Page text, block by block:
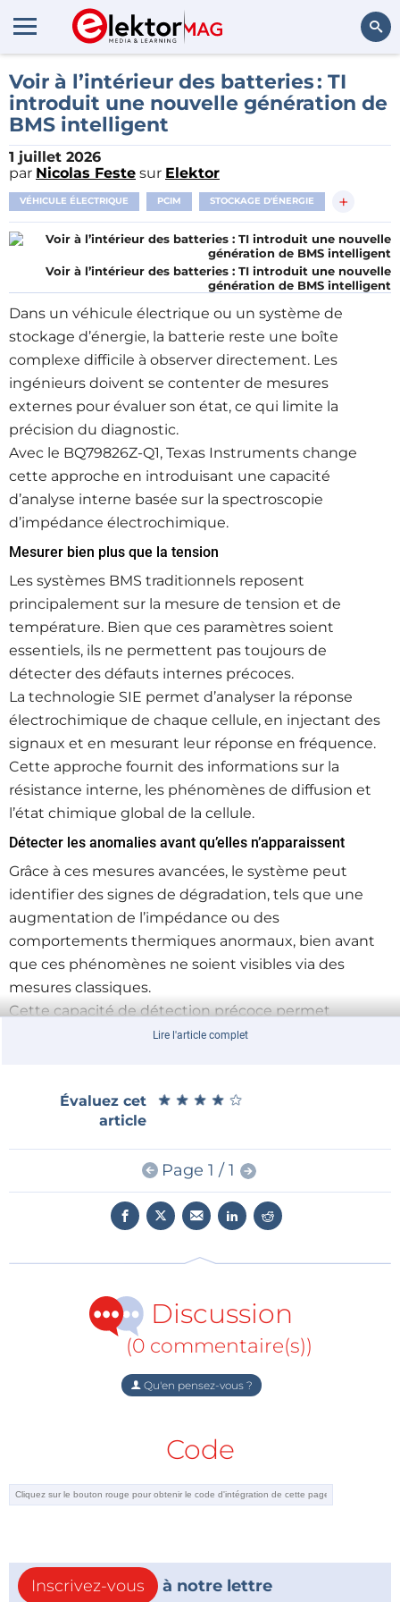
Rechercher
Voir à l’intérieur des batteries : TI
introduit une nouvelle génération de
BMS intelligent
1 juillet 2026
par Nicolas Feste sur Elektor
VÉHICULE ÉLECTRIQUE PCIM STOCKAGE D'ÉNERGIE +
Voir à l’intérieur des batteries : TI introduit une nouvelle
génération de BMS intelligent
Dans un véhicule électrique ou un système de
stockage d’énergie, la batterie reste une boîte
complexe difficile à observer directement. Les
ingénieurs doivent se contenter de mesures
externes pour évaluer son état, ce qui limite la
précision du diagnostic.
Avec le BQ79826Z‑Q1, Texas Instruments change
cette approche en introduisant une capacité
d’analyse interne basée sur la spectroscopie
d’impédance électrochimique.
Mesurer bien plus que la tension
Les systèmes BMS traditionnels reposent
principalement sur la mesure de tension et de
température. Bien que ces paramètres soient
essentiels, ils ne permettent pas toujours de
détecter des défauts internes précoces.
La technologie SIE permet d’analyser la réponse
électrochimique de chaque cellule, en injectant des
signaux et en mesurant leur réponse en fréquence.
Cette approche fournit des informations sur la
résistance interne, les phénomènes de diffusion et
l’état chimique global de la cellule.
Détecter les anomalies avant qu’elles n’apparaissent
Grâce à ces mesures avancées, le système peut
identifier des signes de dégradation, tels que une
augmentation de l’impédance ou des
comportements thermiques anormaux, bien avant
que ces phénomènes ne soient visibles via des
mesures classiques.
Cette capacité de détection précoce permet
d’anticiper les risques de défaillance, notamment
Optimiser la gestion des packs haute tension
BQ79826Z‑Q1 réduit le nombre de circuits
nécessaires pour couvrir un pack batterie complet.
Cette densité élevée simplifie la topologie du
système et améliore la fiabilité en réduisant le
nombre d’interconnexions.
concevoir des systèmes plus compacts tout en
maintenant une précision élevée.
Améliorer les algorithmes de gestion de batterie
Les données issues de la SIE enrichissent
informations avec des mesures de tension précises, il
stratégies de charge, de décharge et d’équilibrage.
performances.
Répondre aux contraintes des systèmes modernes
Lire l'article complet
Évaluez cet
article
★ ★ ★ ★ ★
★ ★ ★ ★ ★
Page 1 / 1
Discussion
(0 commentaire(s))
Qu'en pensez-vous ?
Code
Inscrivez-vous
à notre lettre